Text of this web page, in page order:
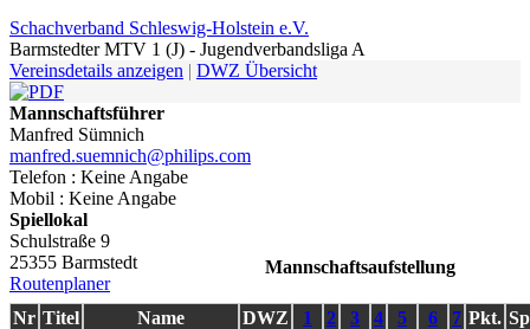
Schachverband Schleswig-Holstein e.V.
Barmstedter MTV 1 (J) - Jugendverbandsliga A
Vereinsdetails anzeigen | DWZ Übersicht
Mannschaftsführer
Manfred Sümnich
manfred.suemnich@philips.com
Telefon : Keine Angabe
Mobil : Keine Angabe
Spiellokal
Schulstraße 9
25355 Barmstedt
Routenplaner
Mannschaftsaufstellung
Nr Titel Name DWZ 1 2 3 4 5 6 7 Pkt.